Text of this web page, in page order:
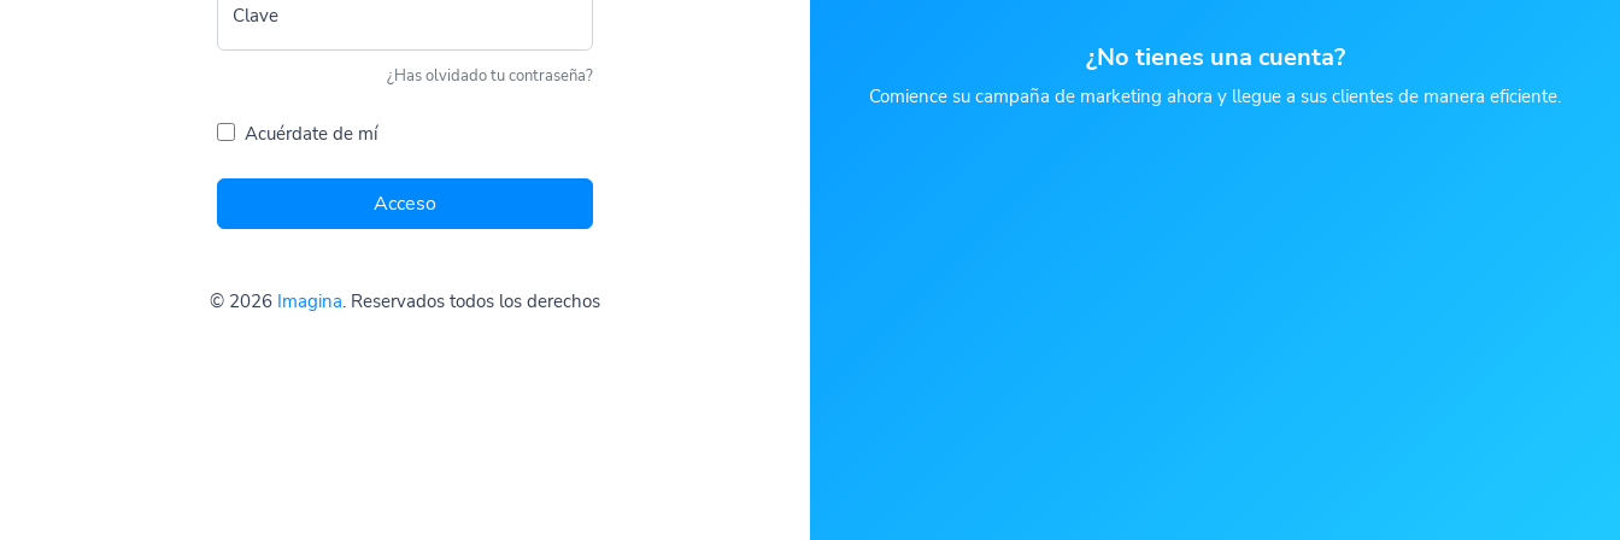
Clave
¿Has olvidado tu contraseña?
Acuérdate de mí
Acceso
© 2026 Imagina. Reservados todos los derechos
¿No tienes una cuenta?
Comience su campaña de marketing ahora y llegue a sus clientes de manera eficiente.